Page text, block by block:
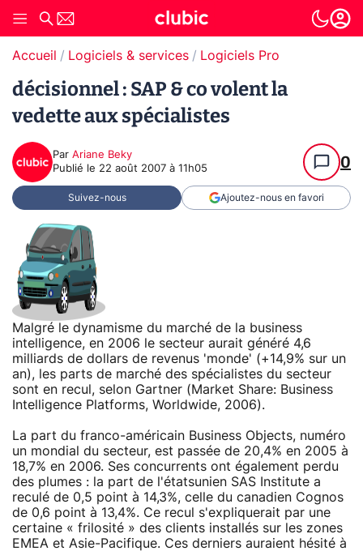
Accueil Logiciels & services Logiciels Pro
décisionnel : SAP & co volent la
vedette aux spécialistes
Par Ariane Beky
Publié le 22 août 2007 à 11h05 0
Suivez-nous Ajoutez-nous en favori
Malgré le dynamisme du marché de la business
intelligence, en 2006 le secteur aurait généré 4,6
milliards de dollars de revenus 'monde' (+14,9% sur un
an), les parts de marché des spécialistes du secteur
sont en recul, selon Gartner (Market Share: Business
Intelligence Platforms, Worldwide, 2006).
La part du franco-américain Business Objects, numéro
un mondial du secteur, est passée de 20,4% en 2005 à
18,7% en 2006. Ses concurrents ont également perdu
des plumes : la part de l'étatsunien SAS Institute a
reculé de 0,5 point à 14,3%, celle du canadien Cognos
de 0,6 point à 13,4%. Ce recul s'expliquerait par une
certaine « frilosité » des clients installés sur les zones
EMEA et Asie-Pacifique. Ces derniers auraient hésité à